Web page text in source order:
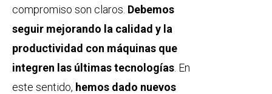
compromiso son claros. Debemos
seguir mejorando la calidad y la
productividad con máquinas que
integren las últimas tecnologías . En
este sentido, hemos dado nuevos